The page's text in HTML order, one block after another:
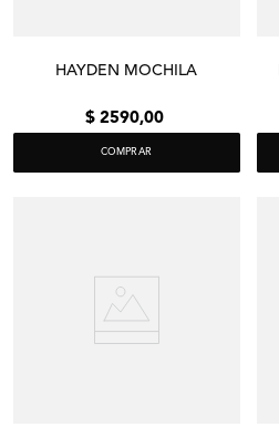
HAYDEN MOCHILA
$ 2590,00
COMPRAR